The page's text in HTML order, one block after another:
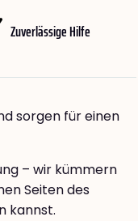
Zuverlässige Hilfe
sorgen für einen
– wir kümmern
Seiten des
kannst.